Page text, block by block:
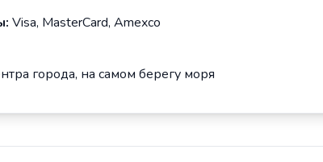
Visa, MasterCard, Amexco
города, на самом берегу моря